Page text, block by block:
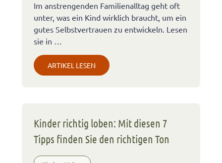
Im anstrengenden Familienalltag geht oft
unter, was ein Kind wirklich braucht, um ein
gutes Selbstvertrauen zu entwickeln. Lesen
sie in …
ARTIKEL LESEN
Kinder richtig loben: Mit diesen 7
Tipps finden Sie den richtigen Ton